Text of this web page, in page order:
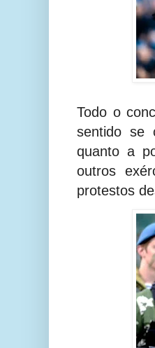
Todo o
sentido se
quanto a
outros
protestos